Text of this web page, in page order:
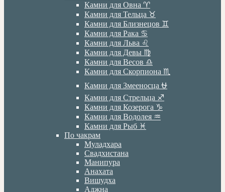
Камни для Овна ♈️
Камни для Тельца ♉️
Камни для Близнецов ♊️
Камни для Рака ♋️
Камни для Льва ♌️
Камни для Девы ♍️
Камни для Весов ♎️
Камни для Скорпиона ♏️
Камни для Змееносца ⛎
Камни для Стрельца ♐️
Камни для Козерога ♑️
Камни для Водолея ♒️
Камни для Рыб ♓️
По чакрам
Муладхара
Свадхистана
Манипура
Анахата
Вишудха
Аджна